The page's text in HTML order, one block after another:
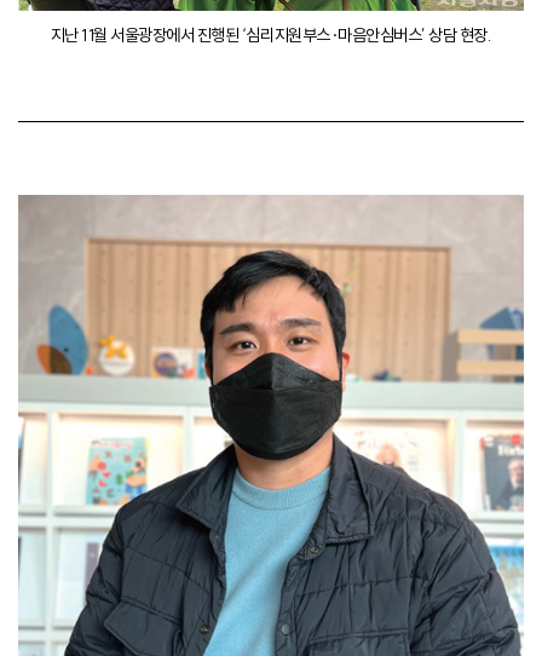
지난 11월 서울광장에서 진행된 ‘심리지원부스·마음안심버스’ 상담 현장.